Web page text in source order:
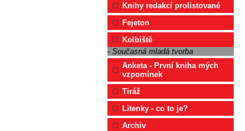
Knihy redakcí prolistované
Fejeton
Kolbiště
- Současná mladá tvorba
Anketa - První kniha mých
vzpomínek
Tiráž
Litenky - co to je?
Archiv